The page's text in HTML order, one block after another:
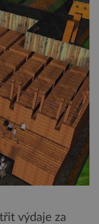
výdaje za